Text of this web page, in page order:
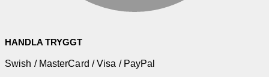
HANDLA TRYGGT
Swish / MasterCard / Visa / PayPal